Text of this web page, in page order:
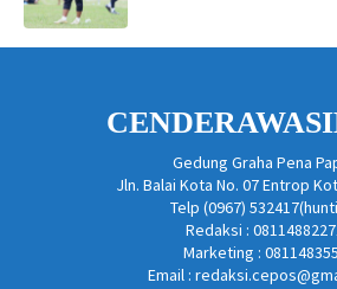
Gedung Graha Pena
Jln. Balai Kota No. 07 Entrop
Telp (0967)
Redaksi :
Marketing :
Email :